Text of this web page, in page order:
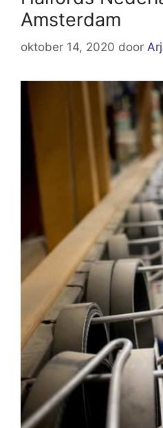
Amsterdam
oktober 14, 2020 door